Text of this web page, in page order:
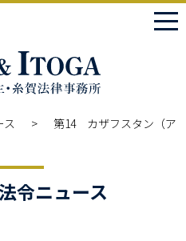
ス
第14 カザフスタン（ア
令ニュース